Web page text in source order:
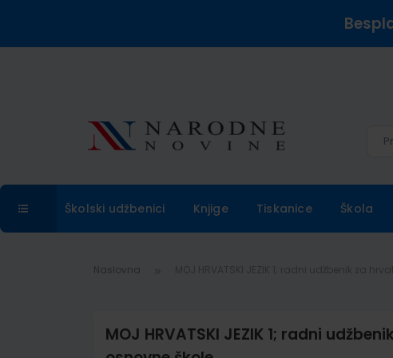
Školski udžbenici Knjige Tiskanice Škola
Naslovna
MOJ HRVATSKI JEZIK 1; radni